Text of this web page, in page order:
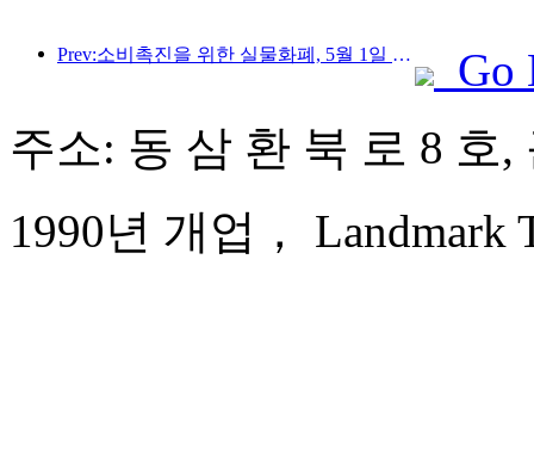
Prev:소비촉진을 위한 실물화폐, 5월 1일 문화관광 소비쿠폰 발급
Go
주소: 동 삼 환 북 로 8 호,
1990년 개업， Landmark